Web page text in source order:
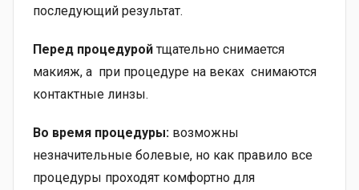
последующий результат.
Перед процедурой тщательно снимается
макияж, а при процедуре на веках снимаются
контактные линзы.
Во время процедуры: возможны
незначительные болевые, но как правило все
процедуры проходят комфортно для